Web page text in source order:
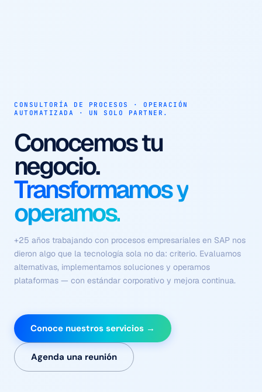
AUTOMATIZACIÓN · AGENTES AUTÓNOMOS · EFICIENCIA
OPERATIVA
Procesos que se
ejecutan solos
Con contexto, criterio y
sin fricción.
negocio, ejecutan tareas complejas y se optimizan
continuamente — sin depender de intervención humana en
cada paso.
Conoce nuestros servicios →
Agenda una reunión